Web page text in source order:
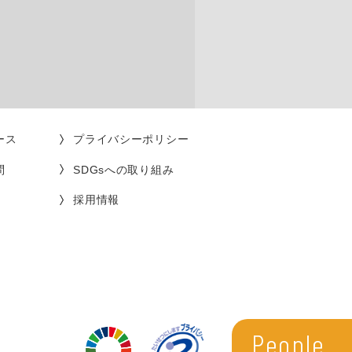
ス プライバシーポリシー
SDGsへの取り組み
採用情報
People